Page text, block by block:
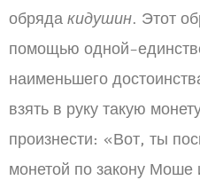
обряда кидушин. Этот
помощью одной-
наименьшего
взять в руку такую
произнести: «Вот, ты
монетой по закону